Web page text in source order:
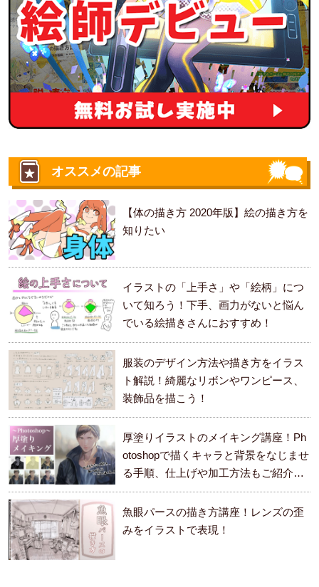
オススメの記事
【体の描き方 2020年版】絵の描き方を
知りたい
イラストの「上手さ」や「絵柄」につ
いて知ろう！下手、画力がないと悩ん
でいる絵描きさんにおすすめ！
服装のデザイン方法や描き方をイラス
ト解説！綺麗なリボンやワンピース、
装飾品を描こう！
厚塗りイラストのメイキング講座！Ph
otoshopで描くキャラと背景をなじませ
る手順、仕上げや加工方法もご紹介し
ます。
魚眼パースの描き方講座！レンズの歪
みをイラストで表現！